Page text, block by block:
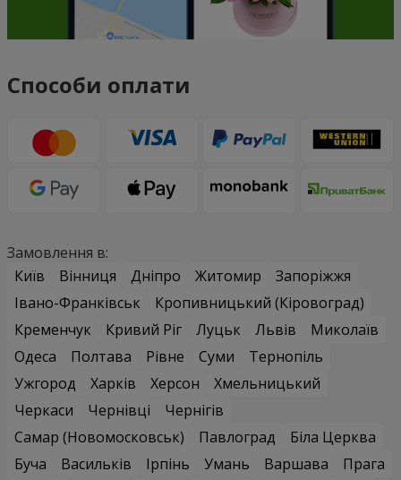
Способи оплати
Замовлення в:
Київ
Вінниця Дніпро Житомир
Запоріжжя
Івано-Франківськ
Кропивницький (Кіровоград)
Кременчук
Кривий Ріг Луцьк Львів
Миколаїв
Одеса
Полтава Рівне Суми
Тернопіль
Ужгород
Харків Херсон
Хмельницький
Черкаси
Чернівці
Чернігів
Самар (Новомосковськ)
Павлоград
Біла Церква
Буча
Васильків Ірпінь Умань Варшава Прага